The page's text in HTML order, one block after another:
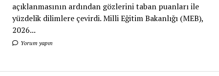
açıklanmasının ardından gözlerini taban puanları ile
yüzdelik dilimlere çevirdi. Milli Eğitim Bakanlığı (MEB),
2026...
Yorum yapın